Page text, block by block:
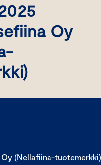
Oy
(Nellafiina-tuotemerkki)